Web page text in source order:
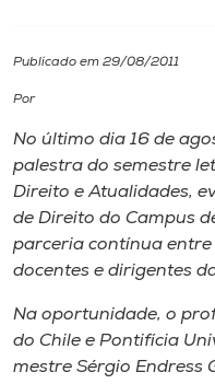
Cultura
CPA
Biblioteca
Editora
Publicado em 29/08/2011
Por
No último dia 16 de
palestra do semestre
Direito e Atualidades,
de Direito do Campus
parceria contínua entre
docentes e dirigentes
Na oportunidade, o
do Chile e Pontifícia
mestre Sérgio Endress